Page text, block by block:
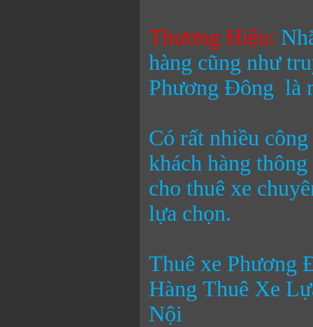
Thương Hiệu:
hàng cũng như
Phương Đông là
Có rất nhiều
khách hàng
cho thuê xe
lựa chọn.
Thuê xe Phương
Hàng Thuê Xe
Nội